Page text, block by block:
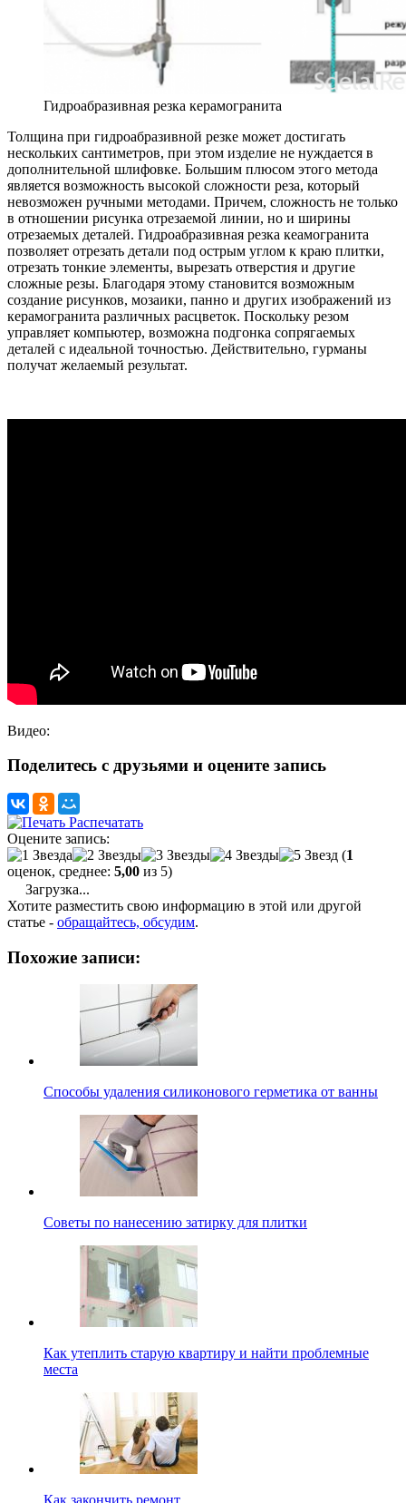
Гидроабразивная резка керамогранита
Толщина при гидроабразивной резке может достигать
нескольких сантиметров, при этом изделие не нуждается в
дополнительной шлифовке. Большим плюсом этого метода
является возможность высокой сложности реза, который
невозможен ручными методами. Причем, сложность не только
в отношении рисунка отрезаемой линии, но и ширины
отрезаемых деталей. Гидроабразивная резка кеамогранита
позволяет отрезать детали под острым углом к краю плитки,
отрезать тонкие элементы, вырезать отверстия и другие
сложные резы. Благодаря этому становится возможным
создание рисунков, мозаики, панно и других изображений из
керамогранита различных расцветок. Поскольку резом
управляет компьютер, возможна подгонка сопрягаемых
деталей с идеальной точностью. Действительно, гурманы
получат желаемый результат.
Видео:
Поделитесь с друзьями и оцените запись
Распечатать
Оцените запись:
(1
оценок, среднее: 5,00 из 5)
Загрузка...
Хотите разместить свою информацию в этой или другой
статье - обращайтесь, обсудим.
Похожие записи:
Способы удаления силиконового герметика от ванны
Советы по нанесению затирку для плитки
Как утеплить старую квартиру и найти проблемные
места